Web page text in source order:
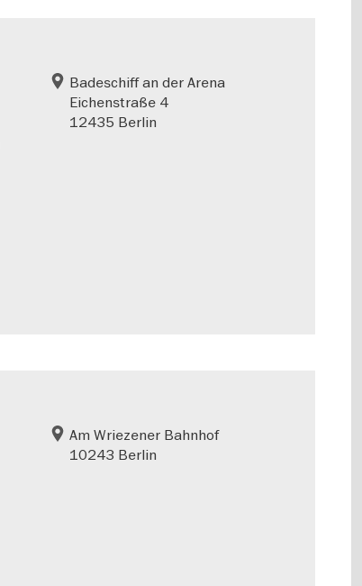
Badeschiff an der Arena
Eichenstraße 4
12435 Berlin
Am Wriezener Bahnhof
10243 Berlin